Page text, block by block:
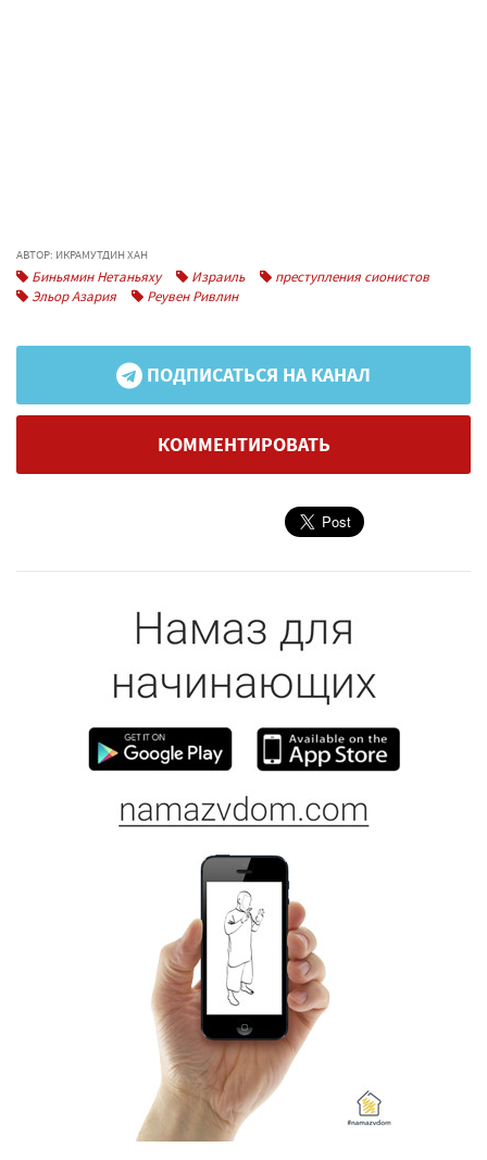
АВТОР: ИКРАМУТДИН ХАН
Биньямин Нетаньяху Израиль
преступления сионистов
Эльор Азария
Реувен Ривлин
ПОДПИСАТЬСЯ НА КАНАЛ
КОММЕНТИРОВАТЬ